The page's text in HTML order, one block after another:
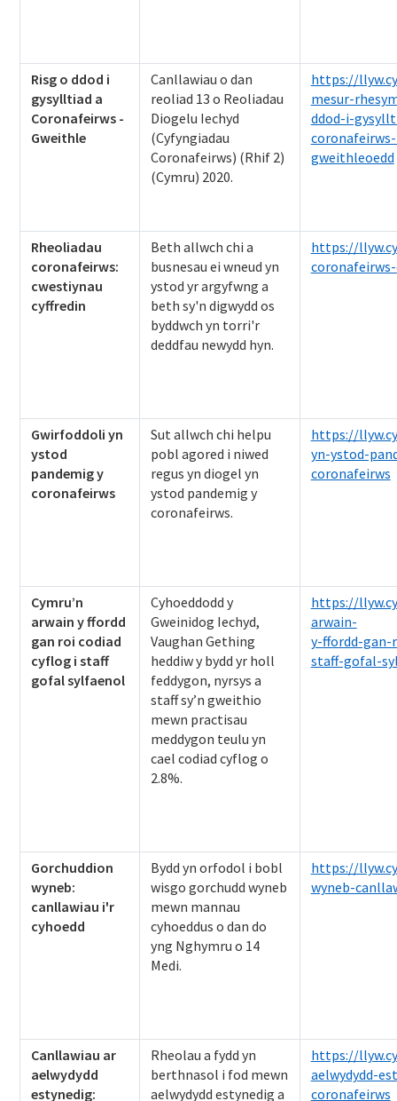
Risg o ddod i
gysylltiad a
Coronafeirws -
Gweithle
Canllawiau o dan
reoliad 13 o Reoliadau
Diogelu Iechyd
(Cyfyngiadau
Coronafeirws) (Rhif 2)
(Cymru) 2020.
https://
mesur-
ddod-i-
gweithleoedd
Rheoliadau
coronafeirws:
cwestiynau
cyffredin
Beth allwch chi a
busnesau ei wneud yn
ystod yr argyfwng a
beth sy'n digwydd os
byddwch yn torri'r
deddfau newydd hyn.
https://
Gwirfoddoli yn
ystod
pandemig y
coronafeirws
Sut allwch chi helpu
pobl agored i niwed
regus yn diogel yn
ystod pandemig y
coronafeirws.
https://
yn-ystod-
coronafeirws
Cymru’n
arwain y ffordd
gan roi codiad
cyflog i staff
gofal sylfaenol
Cyhoeddodd y
Gweinidog Iechyd,
Vaughan Gething
heddiw y bydd yr holl
feddygon, nyrsys a
staff sy’n gweithio
mewn practisau
meddygon teulu yn
cael codiad cyflog o
2.8%.
https://
arwain-
y-ffordd-
staff-gofal-
Gorchuddion
wyneb:
canllawiau i'r
cyhoedd
Bydd yn orfodol i bobl
wisgo gorchudd wyneb
mewn mannau
cyhoeddus o dan do
yng Nghymru o 14
Medi.
https://
wyneb-
Canllawiau ar
aelwydydd
estynedig:
Rheolau a fydd yn
berthnasol i fod mewn
aelwydydd estynedig a
https://
aelwydydd-
coronafeirws